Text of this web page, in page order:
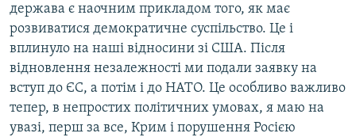
держава є наочним прикладом того, як має
розвиватися демократичне суспільство. Це і
вплинуло на наші відносини зі США. Після
відновлення незалежності ми подали заявку на
вступ до ЄС, а потім і до НАТО. Це особливо важливо
тепер, в непростих політичних умовах, я маю на
увазі, перш за все, Крим і порушення Росією